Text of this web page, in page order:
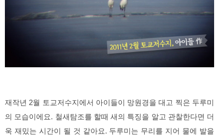
재작년 2월 토교저수지에서 아이들이 망원경을 대고 찍은 두루미
의 모습이에요. 철새탐조를 할때 새의 특징을 알고 관찰한다면 더
욱 재밌는 시간이 될 것 같아요. 두루미는 무리를 지어 물에 발을